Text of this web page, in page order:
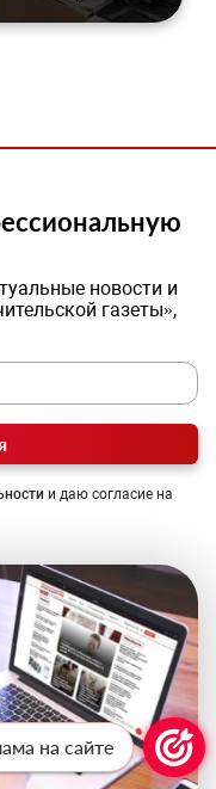
новости и
газеты»,
и даю согласие на
на сайте